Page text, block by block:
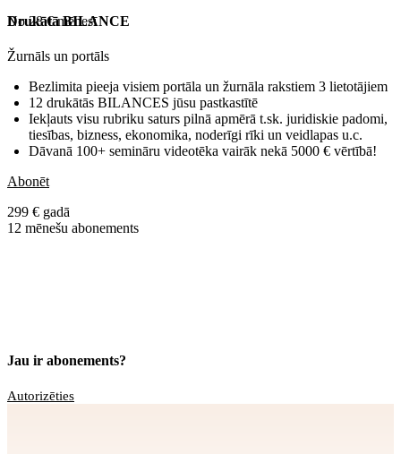
No 28 € mēnesī
Drukātā BILANCE
Žurnāls un portāls
Bezlimita pieeja visiem portāla un žurnāla rakstiem 3 lietotājiem
12 drukātās BILANCES jūsu pastkastītē
Iekļauts visu rubriku saturs pilnā apmērā t.sk. juridiskie padomi,
tiesības, bizness, ekonomika, noderīgi rīki un veidlapas u.c.
Dāvanā 100+ semināru videotēka vairāk nekā 5000 € vērtībā!
Abonēt
299 € gadā
12 mēnešu abonements
Jau ir abonements?
Autorizēties